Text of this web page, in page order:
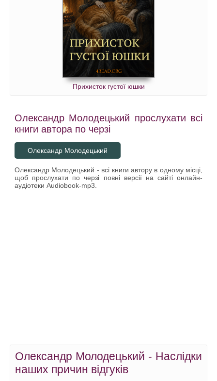
Прихисток густої юшки
Олександр Молодецький прослухати всі
книги автора по черзі
Олександр Молодецький
Олександр Молодецький - всі книги автору в одному місці,
щоб прослухати по черзі повні версії на сайті онлайн-
аудіотеки Audiobook-mp3.
Олександр Молодецький - Наслідки
наших причин відгуків